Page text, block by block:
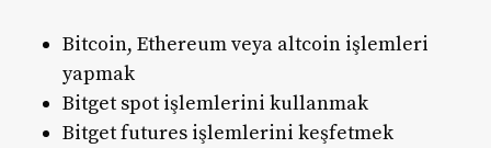
Bitcoin, Ethereum veya altcoin işlemleri
yapmak
Bitget spot işlemlerini kullanmak
Bitget futures işlemlerini keşfetmek